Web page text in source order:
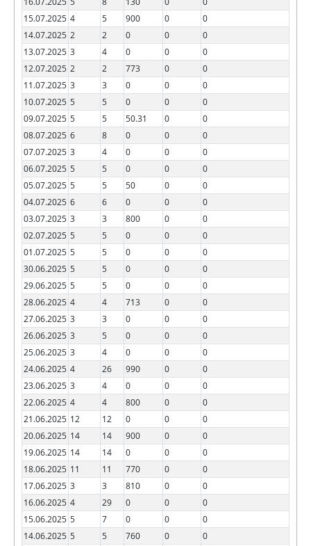
15.07.2025 4 5 900 0
0
14.07.2025 2 2 0 0
0
13.07.2025 3 4 0 0
0
12.07.2025 2 2 773 0
0
11.07.2025 3 3 0 0
0
10.07.2025 5 5 0 0
0
09.07.2025 5 5 50.31 0
0
08.07.2025 6 8 0 0
0
07.07.2025 3 4 0 0
0
06.07.2025 5 5 0 0
0
05.07.2025 5 5 50 0
0
04.07.2025 6 6 0 0
0
03.07.2025 3 3 800 0
0
02.07.2025 5 5 0 0
0
01.07.2025 5 5 0 0
0
30.06.2025 5 5 0 0
0
29.06.2025 5 5 0 0
0
28.06.2025 4 4 713 0
0
27.06.2025 3 3 0 0
0
26.06.2025 3 5 0 0
0
25.06.2025 3 4 0 0
0
24.06.2025 4 26 990 0
0
23.06.2025 3 4 0 0
0
22.06.2025 4 4 800 0
0
21.06.2025 12 12 0 0
0
20.06.2025 14 14 900 0
0
19.06.2025 14 14 0 0
0
18.06.2025 11 11 770 0
0
17.06.2025 3 3 810 0
0
16.06.2025 4 29 0 0
0
15.06.2025 5 7 0 0
0
14.06.2025 5 5 760 0
0